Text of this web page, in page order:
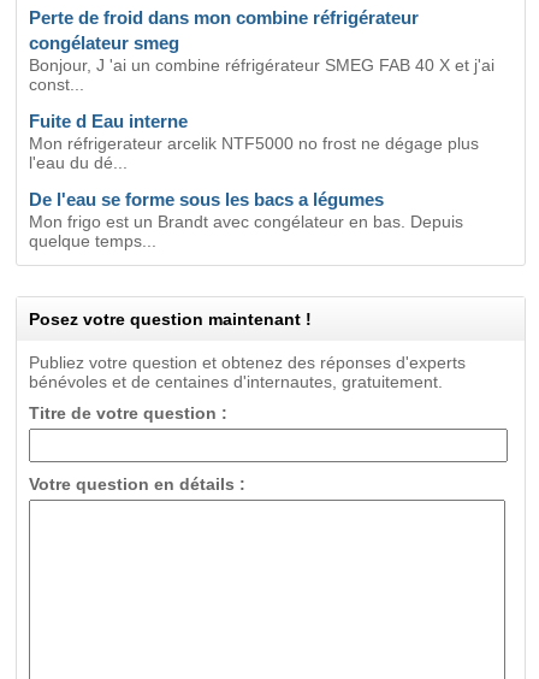
Perte de froid dans mon combine réfrigérateur
congélateur smeg
Bonjour, J 'ai un combine réfrigérateur SMEG FAB 40 X et j'ai
const...
Fuite d Eau interne
Mon réfrigerateur arcelik NTF5000 no frost ne dégage plus
l'eau du dé...
De l'eau se forme sous les bacs a légumes
Mon frigo est un Brandt avec congélateur en bas. Depuis
quelque temps...
Posez votre question maintenant !
Publiez votre question et obtenez des réponses d'experts
bénévoles et de centaines d'internautes, gratuitement.
Titre de votre question :
Votre question en détails :